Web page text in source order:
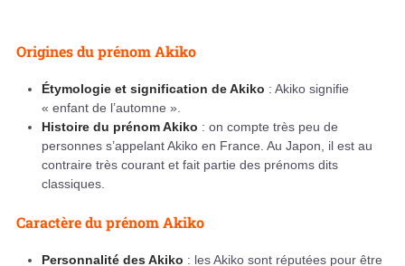
Origines du prénom Akiko
Étymologie et signification de Akiko : Akiko signifie
« enfant de l’automne ».
Histoire du prénom Akiko : on compte très peu de
personnes s’appelant Akiko en France. Au Japon, il est au
contraire très courant et fait partie des prénoms dits
classiques.
Caractère du prénom Akiko
Personnalité des Akiko : les Akiko sont réputées pour être